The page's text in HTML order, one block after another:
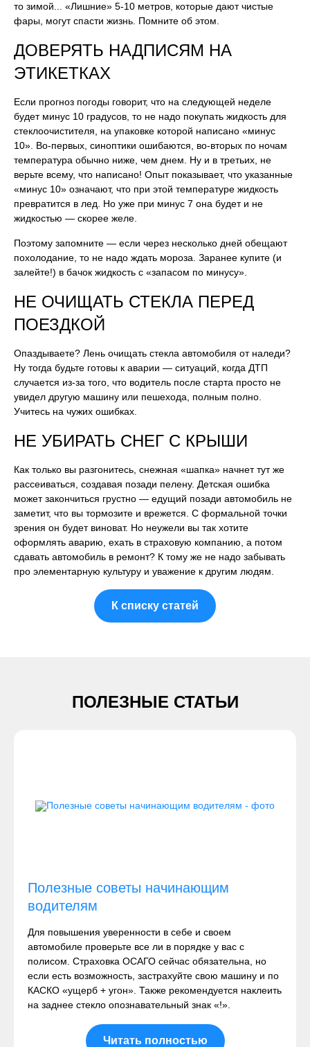
то зимой... «Лишние» 5-10 метров, которые дают чистые
фары, могут спасти жизнь. Помните об этом.
ДОВЕРЯТЬ НАДПИСЯМ НА
ЭТИКЕТКАХ
Если прогноз погоды говорит, что на следующей неделе
будет минус 10 градусов, то не надо покупать жидкость для
стеклоочистителя, на упаковке которой написано «минус
10». Во-первых, синоптики ошибаются, во-вторых по ночам
температура обычно ниже, чем днем. Ну и в третьих, не
верьте всему, что написано! Опыт показывает, что указанные
«минус 10» означают, что при этой температуре жидкость
превратится в лед. Но уже при минус 7 она будет и не
жидкостью — скорее желе.
Поэтому запомните — если через несколько дней обещают
похолодание, то не надо ждать мороза. Заранее купите (и
залейте!) в бачок жидкость с «запасом по минусу».
НЕ ОЧИЩАТЬ СТЕКЛА ПЕРЕД
ПОЕЗДКОЙ
Опаздываете? Лень очищать стекла автомобиля от наледи?
Ну тогда будьте готовы к аварии — ситуаций, когда ДТП
случается из-за того, что водитель после старта просто не
увидел другую машину или пешехода, полным полно.
Учитесь на чужих ошибках.
НЕ УБИРАТЬ СНЕГ С КРЫШИ
Как только вы разгонитесь, снежная «шапка» начнет тут же
рассеиваться, создавая позади пелену. Детская ошибка
может закончиться грустно — едущий позади автомобиль не
заметит, что вы тормозите и врежется. С формальной точки
зрения он будет виноват. Но неужели вы так хотите
оформлять аварию, ехать в страховую компанию, а потом
сдавать автомобиль в ремонт? К тому же не надо забывать
про элементарную культуру и уважение к другим людям.
К списку статей
ПОЛЕЗНЫЕ СТАТЬИ
Полезные советы начинающим
водителям
Для повышения уверенности в себе и своем
автомобиле проверьте все ли в порядке у вас с
полисом. Страховка ОСАГО сейчас обязательна, но
если есть возможность, застрахуйте свою машину и по
КАСКО «ущерб + угон». Также рекомендуется наклеить
на заднее стекло опознавательный знак «!».
Читать полностью